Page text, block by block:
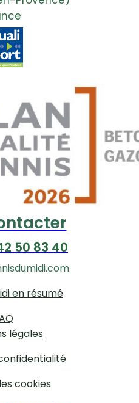
50 83 40
en résumé
légales
cookies